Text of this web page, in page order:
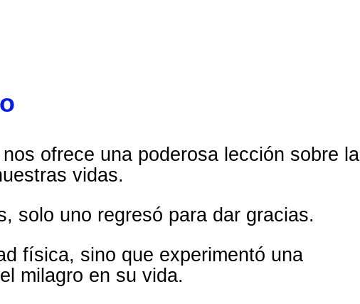
ofrece una poderosa lección sobre la
vidas.
solo uno regresó para dar gracias.
física, sino que experimentó una
milagro en su vida.